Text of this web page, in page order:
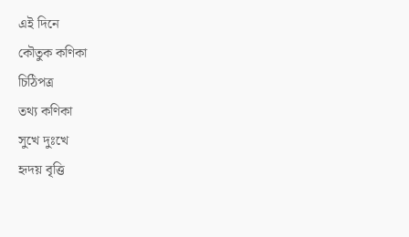
এই দিনে
কৌতুক কণিকা
চিঠিপত্র
তথ্য কণিকা
সুখে দুঃখে
হৃদয় বৃত্তি